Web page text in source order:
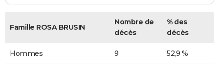
Famille ROSA BRUSIN
Nombre de
décès
% des
décès
Hommes 9 52,9 %